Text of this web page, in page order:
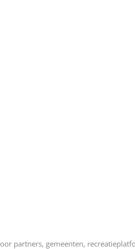
partners, gemeenten,